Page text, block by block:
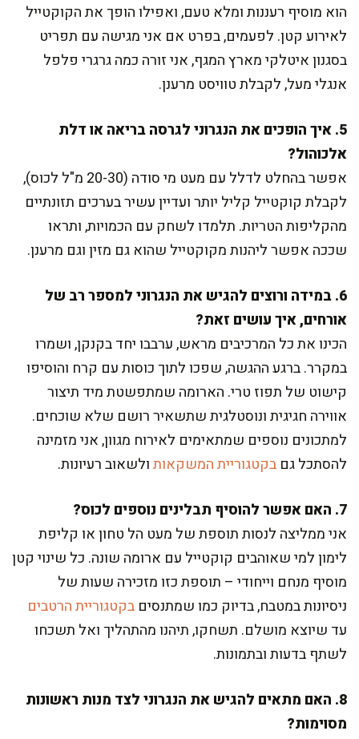
הוא מוסיף רעננות ומלא טעם, ואפילו הופך את הקוקטייל
לאירוע קטן. לפעמים, בפרט אם אני מגישה עם תפריט
בסגנון איטלקי מארץ המגף, אני זורה כמה גרגרי פלפל
אנגלי מעל, לקבלת טוויסט מרענן.
5. איך הופכים את הנגרוני לגרסה בריאה או דלת
אלכוהול?
אפשר בהחלט לדלל עם מעט מי סודה (20-30 מ"ל לכוס),
לקבלת קוקטייל קליל יותר ועדיין עשיר בערכים תזונתיים
מהקליפות הטריות. תלמדו לשחק עם הכמויות, ותראו
שככה אפשר ליהנות מקוקטייל שהוא גם מזין וגם מרענן.
6. במידה ורוצים להגיש את הנגרוני למספר רב של
אורחים, איך עושים זאת?
הכינו את כל המרכיבים מראש, ערבבו יחד בקנקן, ושמרו
במקרר. ברגע ההגשה, שפכו לתוך כוסות עם קרח והוסיפו
קישוט של תפוז טרי. הארומה שמתפשטת מיד תיצור
אווירה חגיגית ונוסטלגית שתשאיר רושם שלא שוכחים.
למתכונים נוספים שמתאימים לאירוח מגוון, אני מזמינה
להסתכל גם בקטגוריית המשקאותולשאוב רעיונות.
7. האם אפשר להוסיף תבלינים נוספים לכוס?
אני ממליצה לנסות תוספת של מעט הל טחון או קליפת
לימון למי שאוהבים קוקטייל עם ארומה שונה. כל שינוי קטן
מוסיף מנחם וייחודי – תוספת כזו מזכירה שעות של
ניסיונות במטבח, בדיוק כמו שמתנסים בקטגוריית הרטבים
עד שיוצא מושלם. תשחקו, תיהנו מהתהליך ואל תשכחו
לשתף בדעות ובתמונות.
8. האם מתאים להגיש את הנגרוני לצד מנות ראשונות
מסוימות?